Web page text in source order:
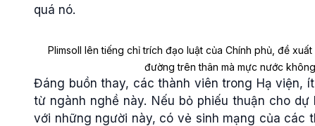
quá nó.
Plimsoll lên tiếng chỉ trích đạo luật của Chính phủ, đề
đường trên thân mà mực nước
Đáng buồn thay, các thành viên trong Hạ viện,
từ ngành nghề này. Nếu bỏ phiếu thuận cho
với những người này, có vẻ sinh mạng của các